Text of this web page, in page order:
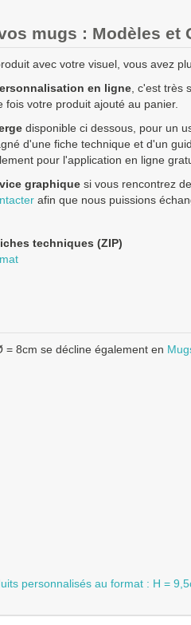
le prix TTC (TVA 20%).
l’Union européenne paient le prix
mugs : Modèles et
avec votre visuel, vous avez
en ligne, c'est très
fois votre produit ajouté au panier.
disponible ci dessous, pour un
d'une fiche technique et d'un
pour l'application en ligne
graphique si vous rencontrez
afin que nous puissions
techniques (ZIP)
8cm se décline également en
personnalisés au format : H =